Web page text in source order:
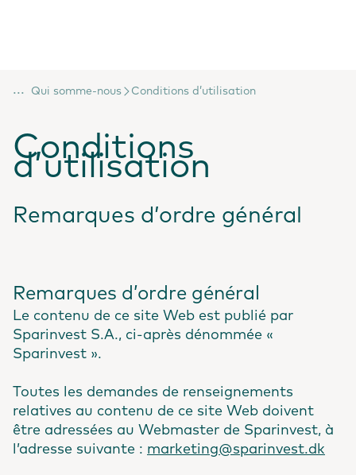
... Qui somme-nous Conditions d’utilisation
Conditions
d’utilisation
Remarques d’ordre général
Remarques d’ordre général
Le contenu de ce site Web est publié par
Sparinvest S.A., ci-après dénommée «
Sparinvest ».
Toutes les demandes de renseignements
relatives au contenu de ce site Web doivent
être adressées au Webmaster de Sparinvest, à
l’adresse suivante : marketing@sparinvest.dk